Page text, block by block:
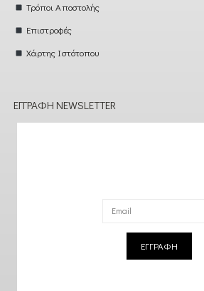
Τρόποι Αποστολής
Επιστροφές
Χάρτης Ιστότοπου
ΕΓΓΡΑΦΉ NEWSLETTER
ΕΓΓΡΑΦΗ